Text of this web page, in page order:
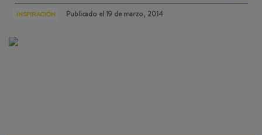
INSPIRACIÓN Publicado el 19 de marzo, 2014